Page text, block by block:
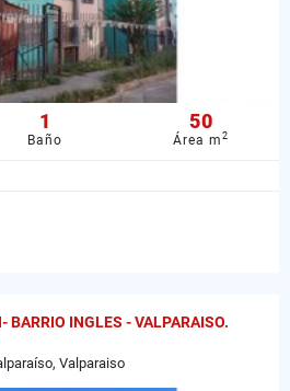
1
Baño
50
Área m2
BARRIO INGLES - VALPARAISO.
Valparaiso